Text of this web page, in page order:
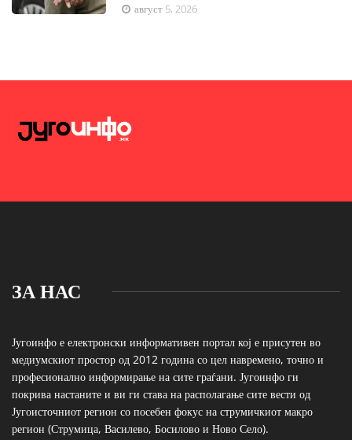
август 5, 2026
ЗА НАС
Југоинфо е електронски информативен портал кој е присутен во
медиумскиот простор од 2012 година со цел навремено, точно и
професионално информирање на сите граѓани. Југоинфо ги
покрива настаните и ви ги става на располагање сите вести од
Југоисточниот регион со посебен фокус на струмичкиот макро
регион (Струмица, Василево, Босилово и Ново Село).